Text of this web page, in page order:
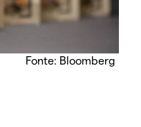
Fonte: Bloomberg